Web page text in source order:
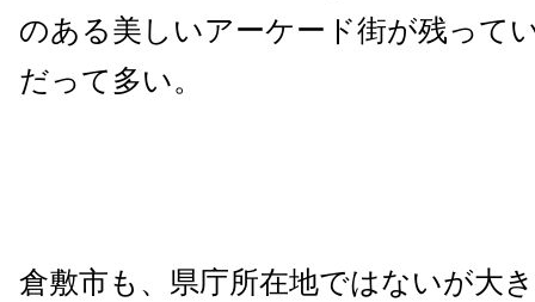
のある美しいアーケード街が残って
だって多い。
倉敷市も、県庁所在地ではないが大